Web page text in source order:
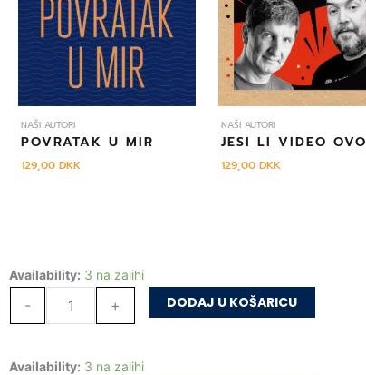
NAŠI AUTORI
POVRATAK U MIR
129,00 DKK
NAŠI AUTORI
JESI LI VIDEO OVO
129,00 DKK
Availability: 3 na zalihi
-
Drenje
+ DODAJ U KOŠARICU
Availability: 3 na zalihi
Drenje